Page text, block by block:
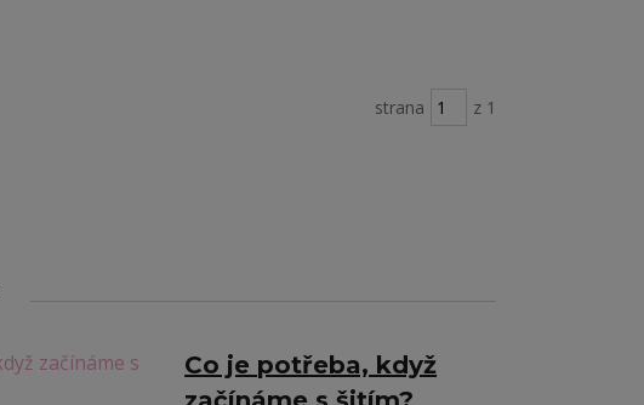
strana z 1
Co je potřeba, když